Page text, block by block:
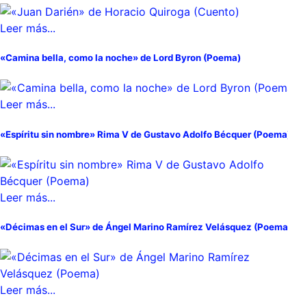
Leer más...
«Camina bella, como la noche» de Lord Byron (Poema)
Leer más...
«Espíritu sin nombre» Rima V de Gustavo Adolfo Bécquer
Leer más...
«Décimas en el Sur» de Ángel Marino Ramírez Velásquez
Leer más...